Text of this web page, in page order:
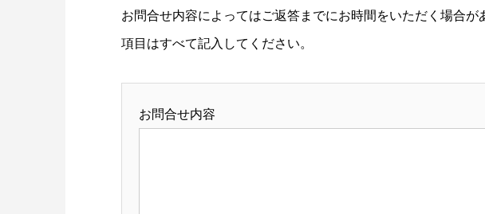
お問合せ内容によってはご返答までにお時間をいただく場合が
項目はすべて記入してください。
お問合せ内容